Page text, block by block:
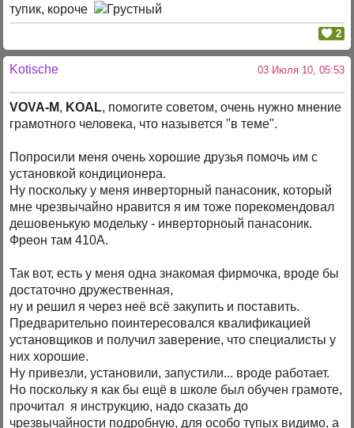
тупик, короче
2
Kotische 03 Июля 10, 05:53
VOVA-M, KOAL, помогите советом, очень нужно мнение
грамотного человека, что назывется "в теме".
Попросили меня очень хорошие друзья помочь им с
установкой кондиционера.
Ну поскольку у меня инверторный панасоник, который
мне чрезвычайно нравится я им тоже порекомендовал
дешовенькую модельку - инверторноый панасоник.
Фреон там 410А.
Так вот, есть у меня одна знакомая фирмочка, вроде бы
достаточно дружественная,
ну и решил я через неё всё закупить и поставить.
Предварительно поинтересовался квалификацией
установщиков и получил заверение, что специалисты у
них хорошие.
Ну привезли, установили, запустили... вроде работает.
Но поскольку я как бы ещё в школе был обучен грамоте,
прочитал я инструкцию, надо сказать до
чрезвычайности подробную, для особо тупых видимо, а